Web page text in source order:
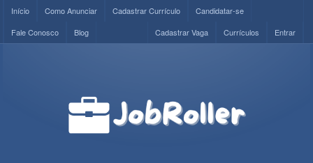
Início Como Anunciar Cadastrar Currículo
Candidatar-se
Fale Conosco
Blog Entrar
Currículos
Cadastrar Vaga